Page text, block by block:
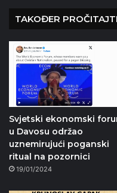
TAKOĐER
Svjetski ekonomski
u Davosu održao
uznemirujući poganski
ritual na pozornici
19/01/2024